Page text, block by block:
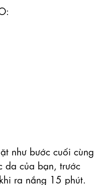
như bước cuối cùng
da của bạn, trước
ra nắng 15 phút.